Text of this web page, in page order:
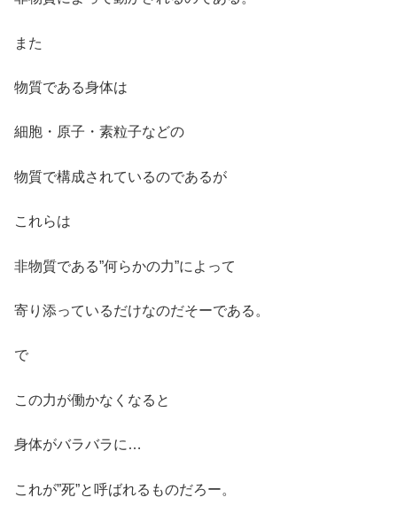
また
物質である身体は
細胞・原子・素粒子などの
物質で構成されているのであるが
これらは
非物質である”何らかの力”によって
寄り添っているだけなのだそーである。
で
この力が働かなくなると
身体がバラバラに…
これが”死”と呼ばれるものだろー。